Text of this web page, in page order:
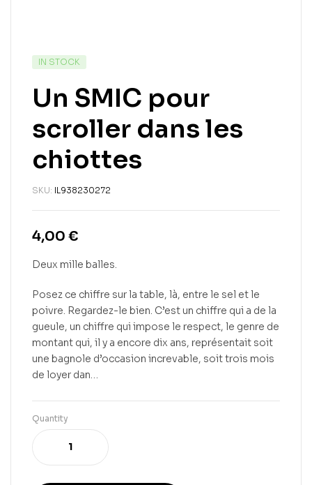
IN STOCK
Un SMIC pour
scroller dans les
chiottes
SKU: IL938230272
4,00 €
Deux mille balles.
Posez ce chiffre sur la table, là, entre le sel et le
poivre. Regardez-le bien. C’est un chiffre qui a de la
gueule, un chiffre qui impose le respect, le genre de
montant qui, il y a encore dix ans, représentait soit
une bagnole d’occasion increvable, soit trois mois
de loyer dan…
Quantity